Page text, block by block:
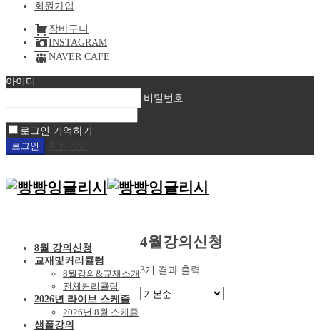
회원가입
장바구니
INSTAGRAM
NAVER CAFE
아이디
비밀번호
로그인 기억하기
8월 강의신청
교재및커리큘럼
8월강의&교재소개
전체커리큘럼
2026년 라이브 스케줄
2026년 8월 스케줄
샘플강의
4월강의신청
3개 결과 출력